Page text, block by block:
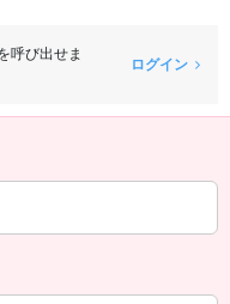
呼び出せま
ログイン